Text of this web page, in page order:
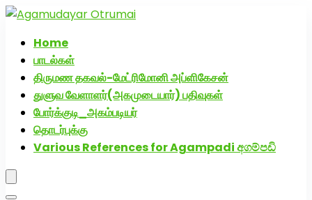
Home
பாடல்கள்
திருமண தகவல்-மேட்ரிமோனி அப்ளிகேசன்
துளுவ வேளாளர்(அகமுடையார்) பதிவுகள்
போர்க்குடி_அகம்படியர்
தொடர்புக்கு
Various References for Agampadi අගම්පඩි
அகமுடையார் திருமண வரன்களுக்கு அகமுடையார்மேட்ரி-